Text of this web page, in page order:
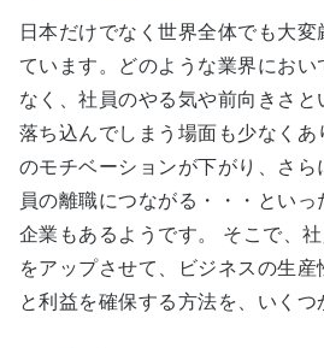
日本だけでなく世界全体でも大
ています。どのような業界にお
なく、社員のやる気や前向きさ
落ち込んでしまう場面も少なくあ
のモチベーションが下がり、さ
員の離職につながる・・・とい
企業もあるようです。 そこで、
をアップさせて、ビジネスの生
と利益を確保する方法を、いくつ